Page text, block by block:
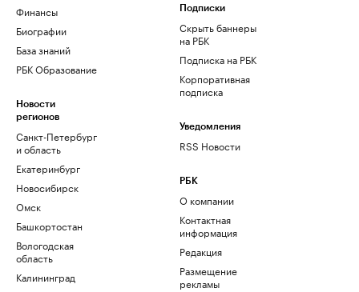
Финансы
Биографии
База знаний
РБК Образование
Новости
регионов
Санкт-Петербург
и область
Екатеринбург
Новосибирск
Омск
Башкортостан
Вологодская
область
Калининград
Подписки
Скрыть баннеры
на РБК
Подписка на РБК
Корпоративная
подписка
Уведомления
RSS Новости
РБК
О компании
Контактная
информация
Редакция
Размещение
рекламы